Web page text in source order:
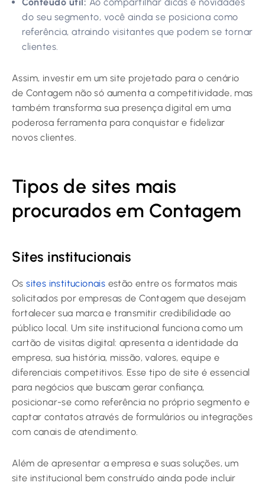
do seu segmento, você ainda se posiciona como
referência, atraindo visitantes que podem se tornar
clientes.
Assim, investir em um site projetado para o cenário
de Contagem não só aumenta a competitividade, mas
também transforma sua presença digital em uma
poderosa ferramenta para conquistar e fidelizar
novos clientes.
Tipos de sites mais
procurados em Contagem
Sites institucionais
Ossites institucionais estão entre os formatos mais
solicitados por empresas de Contagem que desejam
fortalecer sua marca e transmitir credibilidade ao
público local. Um site institucional funciona como um
cartão de visitas digital: apresenta a identidade da
empresa, sua história, missão, valores, equipe e
diferenciais competitivos. Esse tipo de site é essencial
para negócios que buscam gerar confiança,
posicionar-se como referência no próprio segmento e
captar contatos através de formulários ou integrações
com canais de atendimento.
Além de apresentar a empresa e suas soluções, um
site institucional bem construído ainda pode incluir